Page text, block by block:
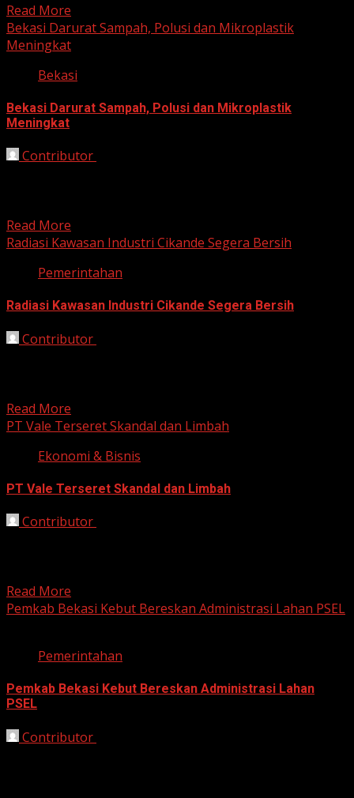
Read More
Bekasi Darurat Sampah, Polusi dan Mikroplastik
Meningkat
Bekasi
Bekasi Darurat Sampah, Polusi dan Mikroplastik
Meningkat
Contributor
Read More
Radiasi Kawasan Industri Cikande Segera Bersih
Pemerintahan
Radiasi Kawasan Industri Cikande Segera Bersih
Contributor
Read More
PT Vale Terseret Skandal dan Limbah
Ekonomi & Bisnis
PT Vale Terseret Skandal dan Limbah
Contributor
Read More
Pemkab Bekasi Kebut Bereskan Administrasi Lahan PSEL
Pemerintahan
Pemkab Bekasi Kebut Bereskan Administrasi Lahan
PSEL
Contributor